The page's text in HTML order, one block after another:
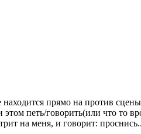
прямо на против
петь/говорить(или что то
на меня, и говорит: